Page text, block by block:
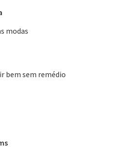
modas
bem sem remédio